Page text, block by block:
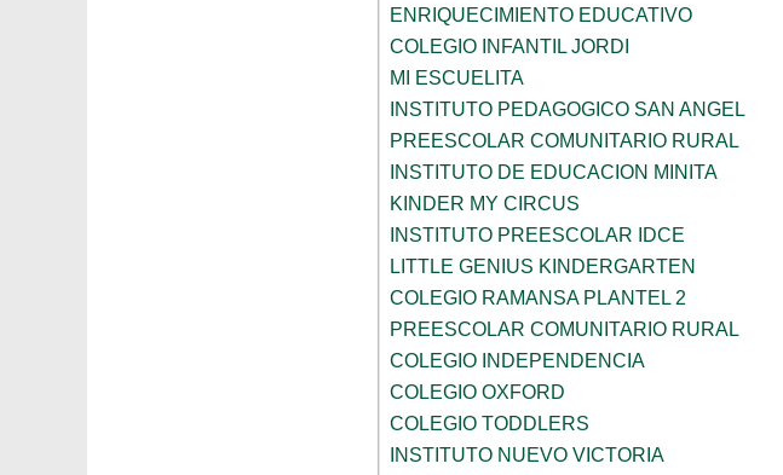
ENRIQUECIMIENTO EDUCATIVO
COLEGIO INFANTIL JORDI
MI ESCUELITA
INSTITUTO PEDAGOGICO SAN ANGEL
PREESCOLAR COMUNITARIO RURAL
INSTITUTO DE EDUCACION MINITA
KINDER MY CIRCUS
INSTITUTO PREESCOLAR IDCE
LITTLE GENIUS KINDERGARTEN
COLEGIO RAMANSA PLANTEL 2
PREESCOLAR COMUNITARIO RURAL
COLEGIO INDEPENDENCIA
COLEGIO OXFORD
COLEGIO TODDLERS
INSTITUTO NUEVO VICTORIA